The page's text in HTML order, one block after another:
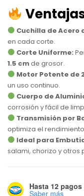
Cuchilla de Acero
en cada corte.
Corte Uniforme:
1.5 cmde grosor.
Motor Potente de
un uso continuo.
Cuerpo de
corrosión y fácil de
Transmisión por
optimiza el
Ideal para
salami, chorizo y otros
Hasta 12
Saber más